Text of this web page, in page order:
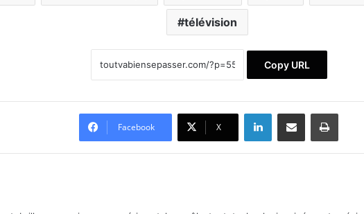
télévision
Copy URL
Facebook X
LinkedinPartager par email